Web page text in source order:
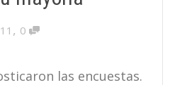
, 0
las encuestas.